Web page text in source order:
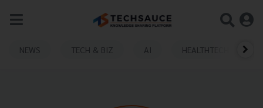
NEWS TECH & BIZ AI HEALTHTECH